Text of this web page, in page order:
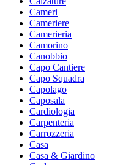
Cameri
Cameriere
Camerieria
Camorino
Canobbio
Capo Cantiere
Capo Squadra
Capolago
Caposala
Cardiologia
Carpenteria
Carrozzeria
Casa
Casa & Giardino